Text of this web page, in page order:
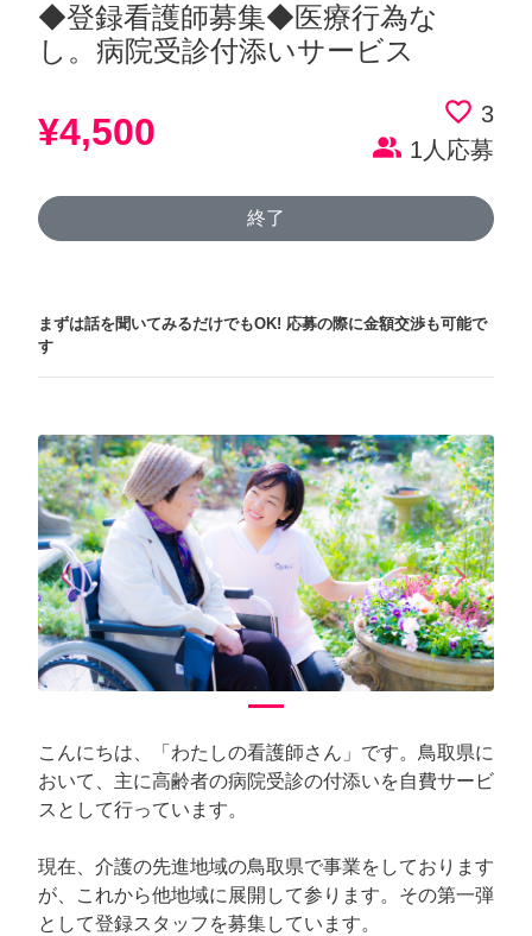
◆登録看護師募集◆医療行為な
し。病院受診付添いサービス
¥4,500 favorite_border 3
people_alt 1人応募
終了
まずは話を聞いてみるだけでもOK! 応募の際に金額交渉も可能で
す
arrow_back_iosPrevious arrow_forward_iosNext
こんにちは、「わたしの看護師さん」です。鳥取県に
おいて、主に高齢者の病院受診の付添いを自費サービ
スとして行っています。
現在、介護の先進地域の鳥取県で事業をしております
が、これから他地域に展開して参ります。その第一弾
として登録スタッフを募集しています。